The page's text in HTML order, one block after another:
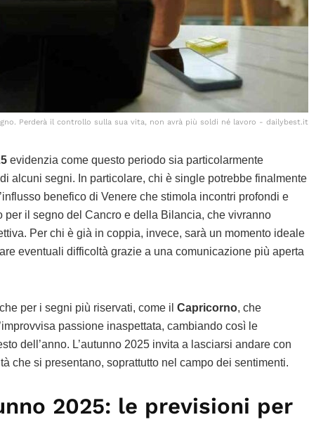
Perderà il controllo sulla sua vita, non avrà più soldi né lavoro - dailybest.it
evidenzia come questo periodo sia particolarmente
alcuni segni. In particolare, chi è single potrebbe finalmente
benefico di Venere che stimola incontri profondi e
per il segno del Cancro e della Bilancia, che vivranno
Per chi è già in coppia, invece, sarà un momento ideale
eventuali difficoltà grazie a una comunicazione più aperta
per i segni più riservati, come il Capricorno, che
passione inaspettata, cambiando così le
dell’anno. L’autunno 2025 invita a lasciarsi andare con
che si presentano, soprattutto nel campo dei sentimenti.
2025: le previsioni per